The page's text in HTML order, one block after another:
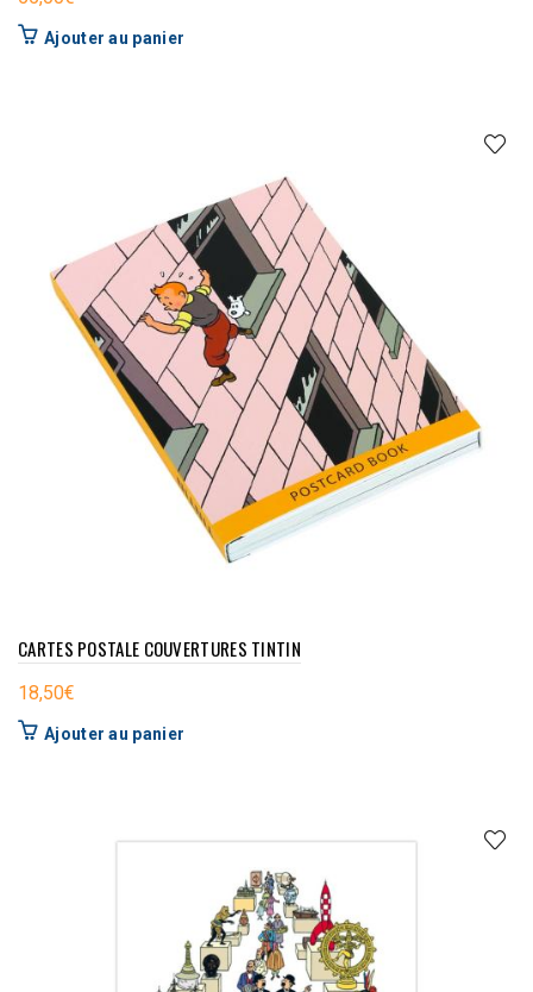
Ajouter au panier
CARTES POSTALE COUVERTURES TINTIN
18,50€
Ajouter au panier